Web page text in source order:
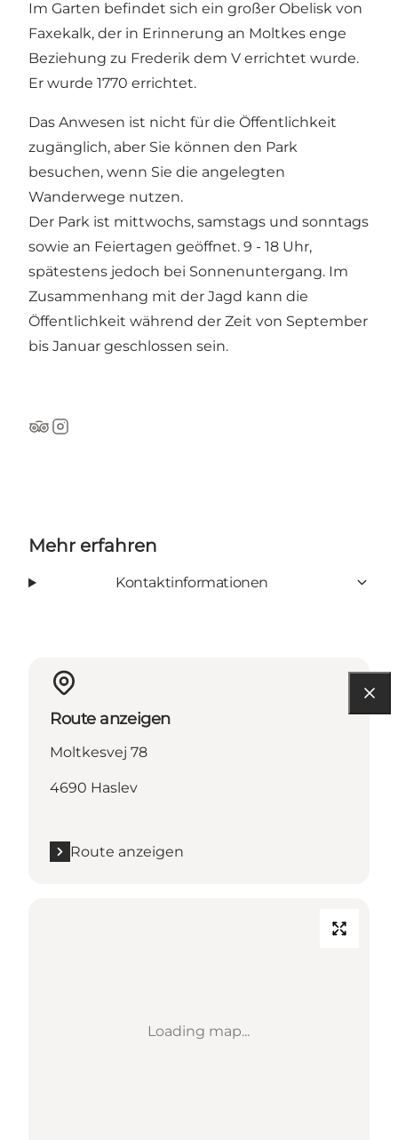
Im Garten befindet sich ein großer Obelisk von
Faxekalk, der in Erinnerung an Moltkes enge
Beziehung zu Frederik dem V errichtet wurde.
Er wurde 1770 errichtet.
Das Anwesen ist nicht für die Öffentlichkeit
zugänglich, aber Sie können den Park
besuchen, wenn Sie die angelegten
Wanderwege nutzen.
Der Park ist mittwochs, samstags und sonntags
sowie an Feiertagen geöffnet. 9 - 18 Uhr,
spätestens jedoch bei Sonnenuntergang. Im
Zusammenhang mit der Jagd kann die
Öffentlichkeit während der Zeit von September
bis Januar geschlossen sein.
Tripadvisor
Instagram
Mehr erfahren
Kontaktinformationen
Route anzeigen
Moltkesvej 78
4690 Haslev
Route anzeigen
Loading map...